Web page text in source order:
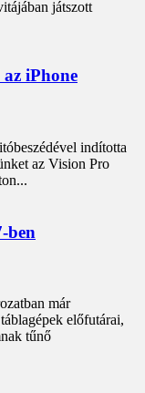
játszott
iPhone
indította
az Vision Pro
ben
már
előfutárai,
tűnő